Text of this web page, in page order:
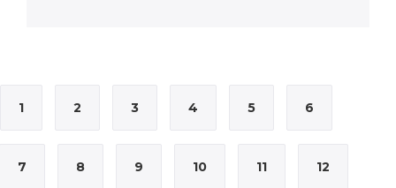
1 2 3 4 5 6
7 8 9 10 11 12